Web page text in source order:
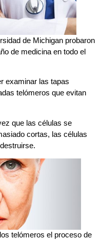
de Michigan probaron
de medicina en todo el
examinar las tapas
telómeros que evitan
que las células se
cortas, las células
telómeros el proceso de